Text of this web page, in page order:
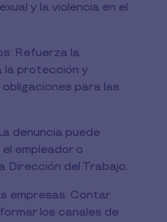
y la violencia en el
Refuerza la
la protección y
para las
denuncia puede
empleador o
Dirección del Trabajo.
empresas: Contar
los canales de